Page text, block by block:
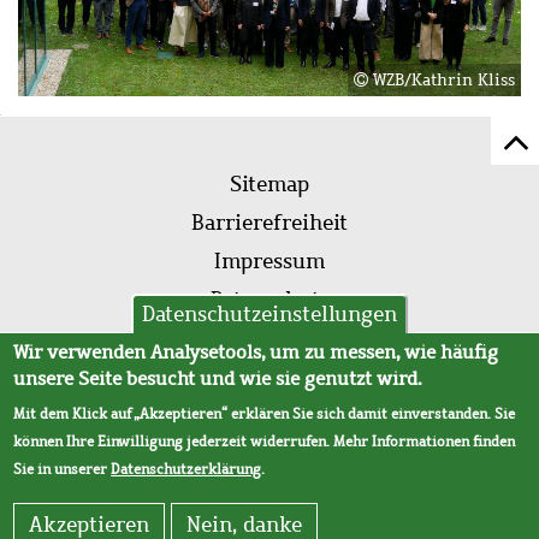
WZB/Kathrin Kliss
Fußleistenmenü
Sitemap
Barrierefreiheit
Impressum
Datenschutz
AVB
Datenschutzeinstellungen
Wir verwenden Analysetools, um zu messen, wie häufig
unsere Seite besucht und wie sie genutzt wird.
Mit dem Klick auf „Akzeptieren“ erklären Sie sich damit einverstanden. Sie
können Ihre Einwilligung jederzeit widerrufen. Mehr Informationen finden
Sie in unsererDatenschutzerklärung.
Akzeptieren Nein, danke